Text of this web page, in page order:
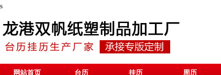
s
网站首页 台历 挂历 周历